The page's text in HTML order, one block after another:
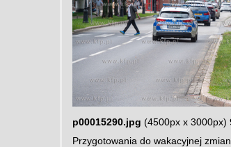
p00015290.jpg (4500px x 3000px)
Przygotowania do wakacyjnej